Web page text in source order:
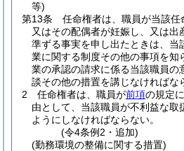
等)
第13条
任命権者は、職員が当該任
又はその配偶者が妊娠し、又は出
準ずる事実を申し出たときは、当
業に関する制度その他の事項を知
業の承認の請求に係る当該職員の
談その他の措置を講じなければな
2
任命権者は、職員が前項の規定
由として、当該職員が不利益な取
ようにしなければならない。
(令4条例2・追加)
(勤務環境の整備に関する措置)